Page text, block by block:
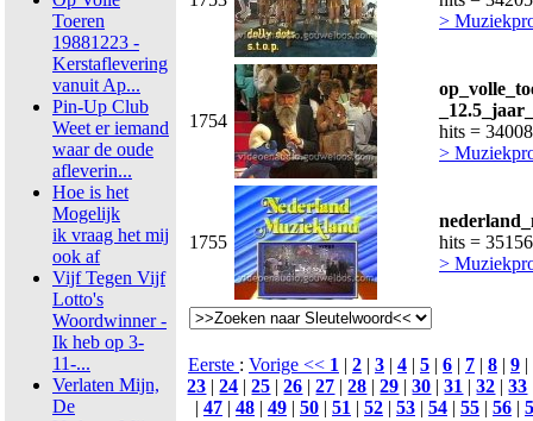
Toeren
19881223 -
Kerstaflevering
vanuit Ap...
Pin-Up Club
Weet er iemand
waar de oude
afleverin...
Hoe is het
Mogelijk
ik vraag het mij
ook af
Vijf Tegen Vijf
Lotto's
Woordwinner -
Ik heb op 3-
11-...
Verlaten Mijn,
De
>
1754
hits = 34008
>
1755
hits = 35156
>
Eerste : Vorige << 1 | 2 | 3 | 4 | 5 | 6 | 7 | 8 | 9 |
23 |24 |25 |26 |27 |28 |29 |30 |31 |32 |33
| 47 | 48 | 49 | 50 | 51 | 52 | 53 | 54 | 55 | 56 |